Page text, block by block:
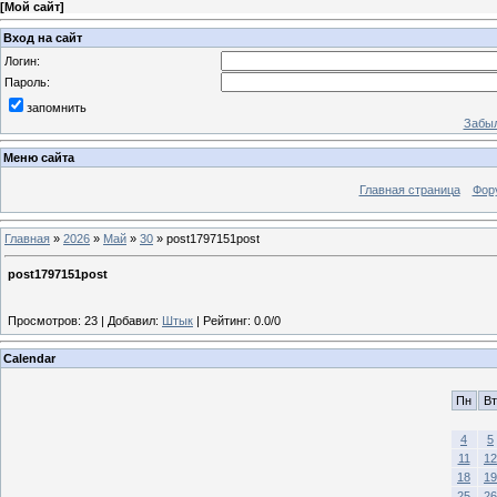
[Мой сайт]
Вход на сайт
Логин:
Пароль:
запомнить
Меню сайта
Главная страница
Главная » 2026 » Май » 30 » post1797151post
post1797151post
Просмотров: 23 | Добавил: Штык | Рейтинг: 0.0/0
Calendar
Пн Вт
4
5
11
12
18
19